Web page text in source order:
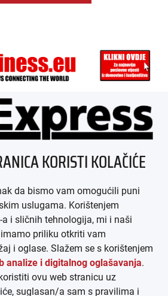
ÜBER UNS
AGB
(PDF)
KORISTI KOLAČIĆE
da bismo vam omogućili puni
uslugama. Korištenjem
i sličnih tehnologija, mi i naši
priliku otkriti vam
i oglase. Slažem se s korištenjem
analize i digitalnog oglašavanja.
ovu web stranicu uz
suglasan/a sam s pravilima i